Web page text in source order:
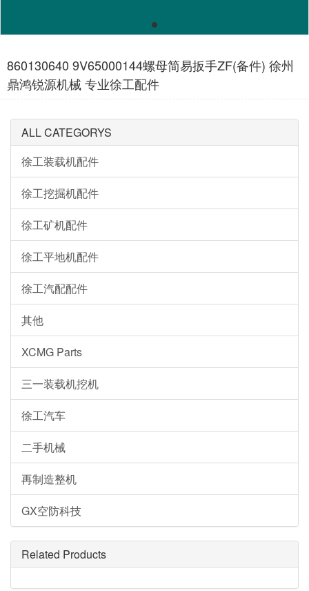
860130640 9V65000144螺母简易扳手ZF(备件) 徐州
鼎鸿锐源机械 专业徐工配件
ALL CATEGORYS
徐工装载机配件
徐工挖掘机配件
徐工矿机配件
徐工平地机配件
徐工汽配配件
其他
XCMG Parts
三一装载机挖机
徐工汽车
二手机械
再制造整机
GX空防科技
Related Products